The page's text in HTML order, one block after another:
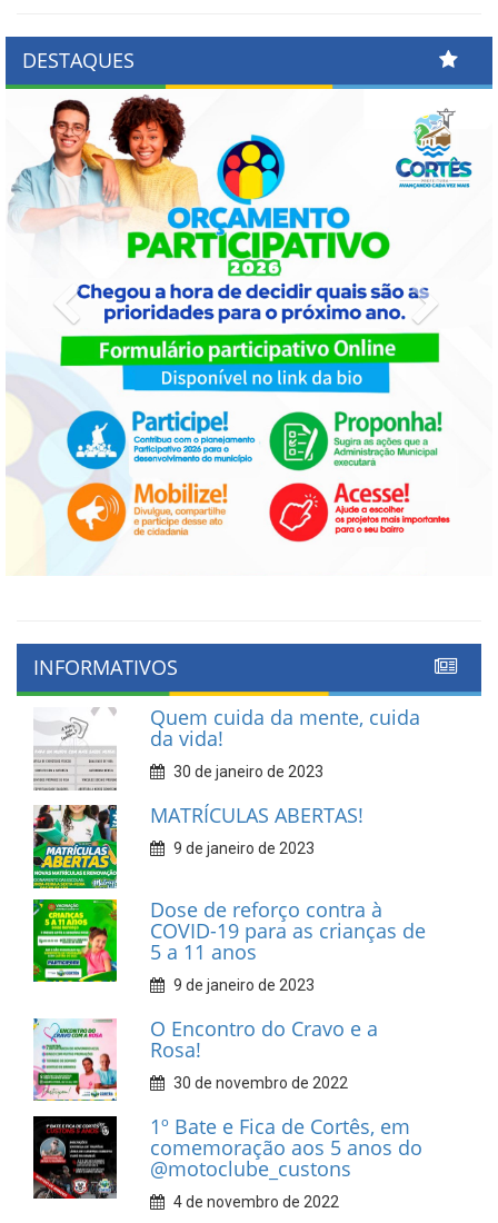
DESTAQUES
Previous
INFORMATIVOS
Quem cuida da mente, cuida
da vida!
30 de janeiro de 2023
MATRÍCULAS ABERTAS!
9 de janeiro de 2023
Dose de reforço contra à
COVID-19 para as crianças de
5 a 11 anos
9 de janeiro de 2023
O Encontro do Cravo e a
Rosa!
30 de novembro de 2022
1º Bate e Fica de Cortês, em
comemoração aos 5 anos do
@motoclube_custons
4 de novembro de 2022